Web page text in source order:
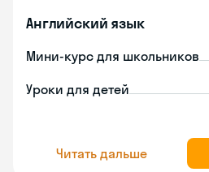
Английский язык
Мини-курс для школьников
Уроки для детей
Читать дальше